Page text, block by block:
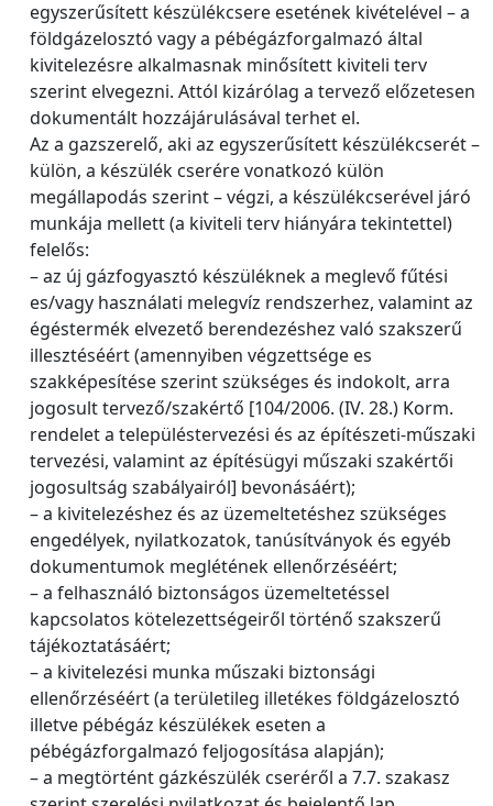
egyszerűsített készülékcsere esetének kivételével – a
földgázelosztó vagy a pébégázforgalmazó által
kivitelezésre alkalmasnak minősített kiviteli terv
szerint elvegezni. Attól kizárólag a tervező előzetesen
dokumentált hozzájárulásával terhet el.
Az a gazszerelő, aki az egyszerűsített készülékcserét –
külön, a készülék cserére vonatkozó külön
megállapodás szerint – végzi, a készülékcserével járó
munkája mellett (a kiviteli terv hiányára tekintettel)
felelős:
– az új gázfogyasztó készüléknek a meglevő fűtési
es/vagy használati melegvíz rendszerhez, valamint az
égéstermék elvezető berendezéshez való szakszerű
illesztéséért (amennyiben végzettsége es
szakképesítése szerint szükséges és indokolt, arra
jogosult tervező/szakértő [104/2006. (IV. 28.) Korm.
rendelet a településtervezési és az építészeti-műszaki
tervezési, valamint az építésügyi műszaki szakértői
jogosultság szabályairól] bevonásáért);
– a kivitelezéshez és az üzemeltetéshez szükséges
engedélyek, nyilatkozatok, tanúsítványok és egyéb
dokumentumok meglétének ellenőrzéséért;
– a felhasználó biztonságos üzemeltetéssel
kapcsolatos kötelezettségeiről történő szakszerű
tájékoztatásáért;
– a kivitelezési munka műszaki biztonsági
ellenőrzéséért (a területileg illetékes földgázelosztó
illetve pébégáz készülékek eseten a
pébégázforgalmazó feljogosítása alapján);
– a megtörtént gázkészülék cseréről a 7.7. szakasz